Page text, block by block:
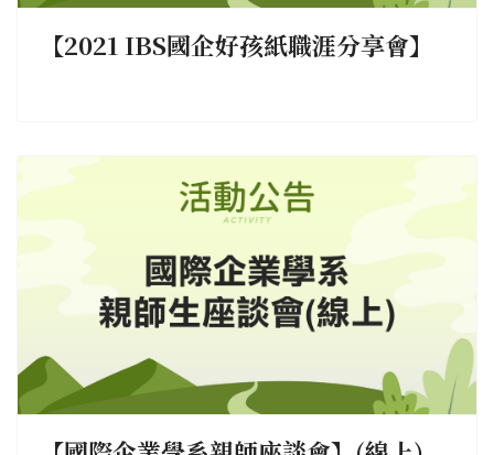
【2021 IBS國企好孩紙職涯分享會】